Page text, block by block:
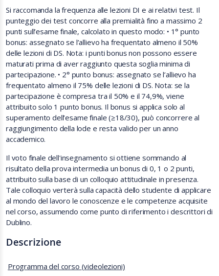
Si raccomanda la frequenza alle lezioni DI e ai relativi test. Il
punteggio dei test concorre alla premialità fino a massimo 2
punti sull’esame finale, calcolato in questo modo: • 1° punto
bonus: assegnato se l’allievo ha frequentato almeno il 50%
delle lezioni di DS. Nota: i punti bonus non possono essere
maturati prima di aver raggiunto questa soglia minima di
partecipazione. • 2° punto bonus: assegnato se l’allievo ha
frequentato almeno il 75% delle lezioni di DS. Nota: se la
partecipazione è compresa tra il 50% e il 74,9%, viene
attribuito solo 1 punto bonus. Il bonus si applica solo al
superamento dell’esame finale (≥18/30), può concorrere al
raggiungimento della lode e resta valido per un anno
accademico.
Il voto finale dell'insegnamento si ottiene sommando al
risultato della provaintermedia un bonus di 0, 1 o 2 punti,
attribuito sulla base di un colloquio attitudinale in presenza.
Tale colloquio verterà sulla capacità dello studente di applicare
al mondo del lavoro le conoscenze e le competenze acquisite
nel corso, assumendo come punto di riferimento i descrittori di
Dublino.
Descrizione
Programma del corso (videolezioni)